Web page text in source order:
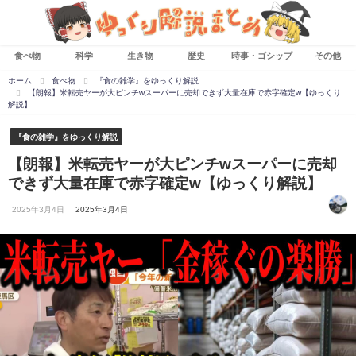
食べ物 科学 生き物 歴史 時事・ゴシップ その他
ホーム 食べ物
『食の雑学』をゆっくり解説
【朗報】米転売ヤーが大ピンチwスーパーに売却できず大量在庫で赤字確定w【ゆっくり
解説】
『食の雑学』をゆっくり解説
【朗報】米転売ヤーが大ピンチwスーパーに売却
できず大量在庫で赤字確定w【ゆっくり解説】
2025年3月4日 2025年3月4日